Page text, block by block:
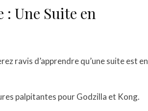
Une Suite en
ravis d’apprendre qu’une suite est en
palpitantes pour Godzilla et Kong.